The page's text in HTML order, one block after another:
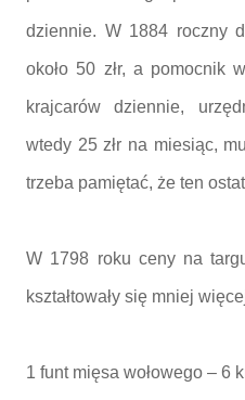
dziennie. W 1884 roczny
około 50 złr, a pomocnik
krajcarów dziennie,
wtedy 25 złr na miesiąc,
trzeba pamiętać, że ten
W 1798 roku ceny na
kształtowały się mniej
1 funt mięsa wołowego – 6